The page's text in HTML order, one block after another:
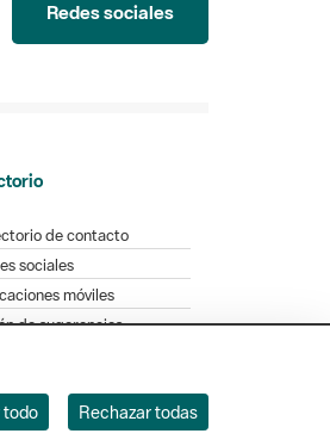
sociales
móviles
de sugerencias
sobre los parques
Tel. 934 022 428Rechazar todas